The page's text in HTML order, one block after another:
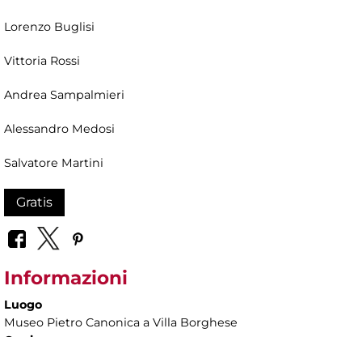
Lorenzo Buglisi
Vittoria Rossi
Andrea Sampalmieri
Alessandro Medosi
Salvatore Martini
Gratis
Informazioni
Luogo
Museo Pietro Canonica a Villa Borghese